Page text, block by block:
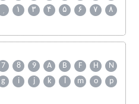
۱ ۳ ۴ ۵ ۶ ۷
۸
7 8 9 A B F H
N
g i j k l m o
p